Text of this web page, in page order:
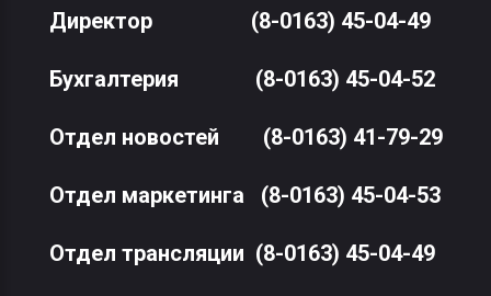
Директор (8-0163) 45-04-49
Бухгалтерия (8-0163) 45-04-52
Отдел новостей (8-0163) 41-79-29
Отдел маркетинга (8-0163) 45-04-53
Отдел трансляции (8-0163) 45-04-49